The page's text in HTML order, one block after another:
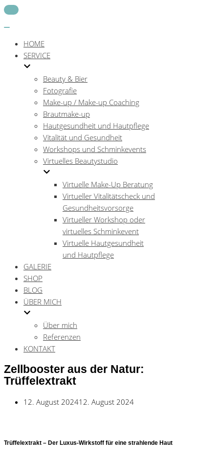
Navigations-
HOME
SERVICE
Beauty & Bier
Fotografie
Make-up / Make-up Coaching
Brautmake-up
Hautgesundheit und Hautpflege
Vitalität und Gesundheit
Workshops und Schminkevents
Virtuelles Beautystudio
Virtuelle Make-Up Beratung
Virtueller Vitalitätscheck und
Gesundheitsvorsorge
Virtueller Workshop oder
virtuelles Schminkevent
Virtuelle Hautgesundheit
und Hautpflege
GALERIE
SHOP
BLOG
ÜBER MICH
Über mich
Referenzen
KONTAKT
Zellbooster aus der Natur:
Trüffelextrakt
12. August 202412. August 2024
Trüffelextrakt – Der Luxus-Wirkstoff für eine strahlende Haut